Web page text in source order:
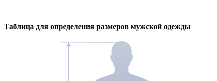
Таблица для определения размеров мужской одежды